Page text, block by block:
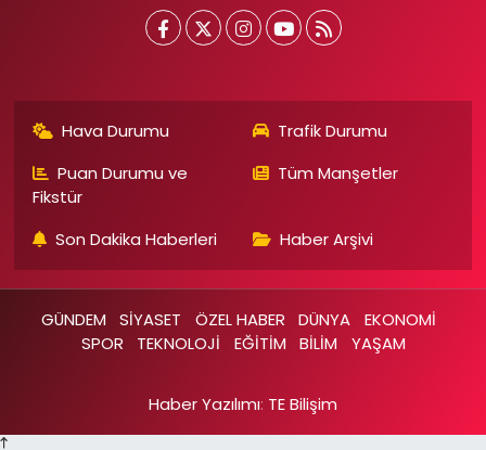
Hava Durumu
Trafik Durumu
Puan Durumu ve
Fikstür
Tüm Manşetler
Son Dakika Haberleri Haber Arşivi
GÜNDEM SİYASET ÖZEL HABER DÜNYA
EKONOMİ
SPOR
TEKNOLOJİ EĞİTİM BİLİM YAŞAM
Haber Yazılımı: TE Bilişim